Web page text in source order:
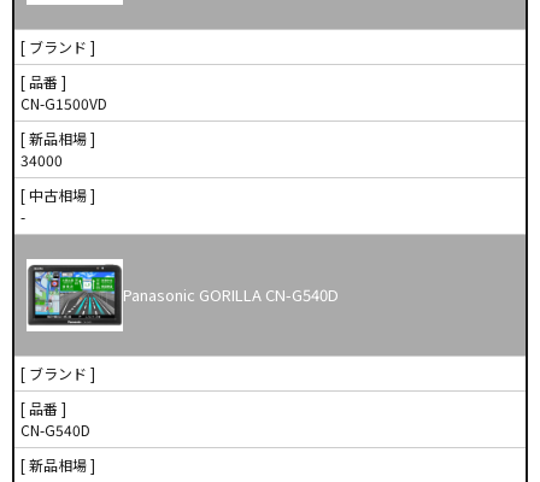
[ ブランド ]
[ 品番 ]
CN-G1500VD
[ 新品相場 ]
34000
[ 中古相場 ]
-
Panasonic GORILLA CN-G540D
[ ブランド ]
[ 品番 ]
CN-G540D
[ 新品相場 ]